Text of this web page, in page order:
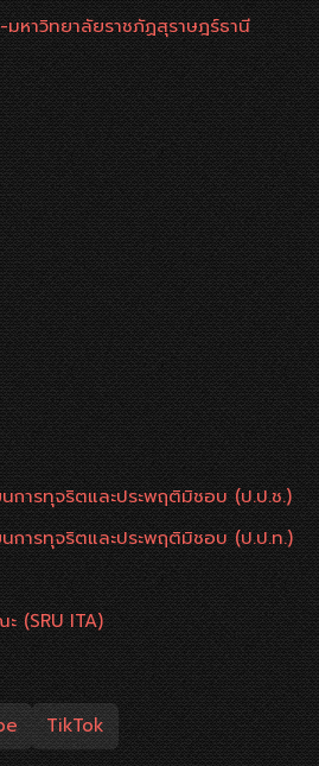
หาวิทยาลัยราชภัฏสุราษฎร์ธานี
นการทุจริตและประพฤติมิชอบ (ป.ป.ช.)
นการทุจริตและประพฤติมิชอบ (ป.ป.ท.)
(SRU ITA)
TikTok